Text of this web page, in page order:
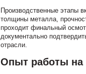
Производственные этапы
толщины металла,
проходит финальный
документально
отрасли.
Опыт работы на